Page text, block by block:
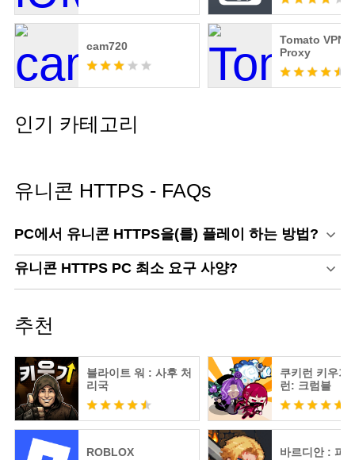
cam720
Tomato VPN |
Proxy
인기 카테고리
유니콘 HTTPS - FAQs
PC에서 유니콘 HTTPS을(를) 플레이 하는 방법?
유니콘 HTTPS PC 최소 요구 사양?
추천
블라이트 워 : 사후 처
리국
쿠키런 키우기
런: 크럼블
ROBLOX 바르디안 : 피